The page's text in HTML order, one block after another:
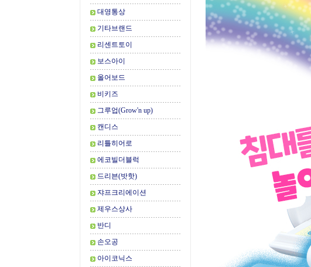
대영통상
기타브랜드
리센트토이
보스아이
올어보드
비키즈
그루업(Grow'n up)
캔디스
리틀히어로
에코빌더블럭
드리븐(밧핫)
쟈프크리에이션
제우스상사
반디
손오공
아이코닉스